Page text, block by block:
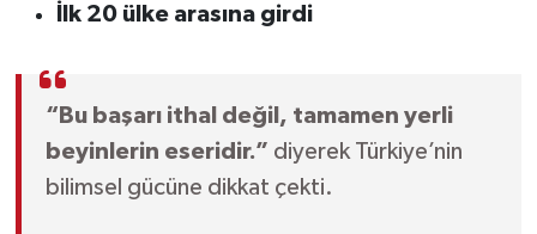
İlk 20 ülke arasına girdi
“Bu başarı ithal değil, tamamen yerli
beyinlerin eseridir.” diyerek Türkiye’nin
bilimsel gücüne dikkat çekti.